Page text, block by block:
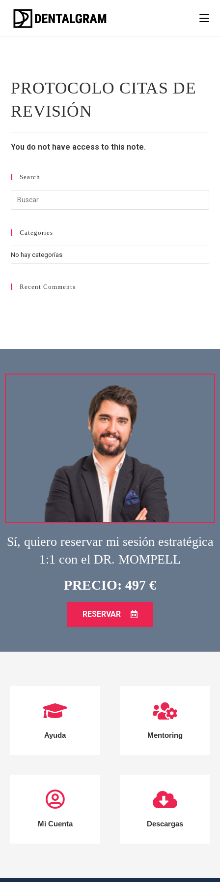
PROTOCOLO CITAS DE
REVISIÓN
You do not have access to this note.
Search
Categories
No hay categorías
Recent Comments
Sí, quiero reservar mi sesión estratégica
1:1 con el DR. MOMPELL
PRECIO: 497 €
RESERVAR
Ayuda Mentoring
Mi Cuenta Descargas